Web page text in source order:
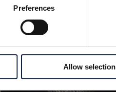
Preferences
Allow selection